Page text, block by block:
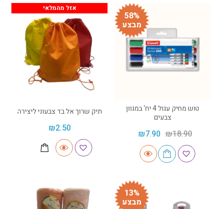
58%
מבצע
טוש מחיק עגול 4 יח' במגוון
צבעים
₪18.90
₪7.90
אזל מהמלאי
תיק שרוך אל בד צבעוני ליצירה
₪2.50
13%
מבצע